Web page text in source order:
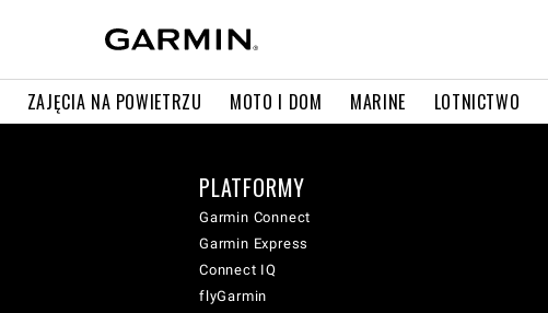
ZAJĘCIA NA POWIETRZU MOTO I DOM MARINE LOTNICTWO
PLATFORMY
Garmin Connect
Garmin Express
Connect IQ
flyGarmin